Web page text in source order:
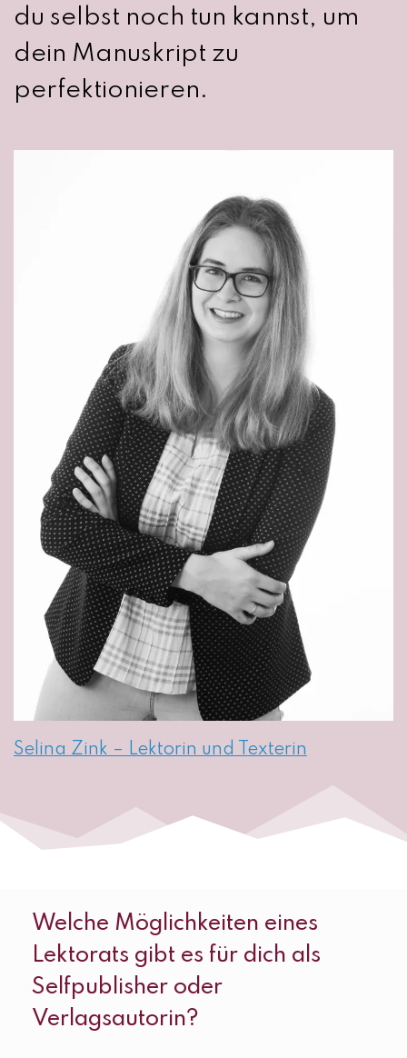
du selbst noch tun kannst, um
dein Manuskript zu
perfektionieren.
Selina Zink – Lektorin und Texterin
Welche Möglichkeiten eines
Lektorats gibt es für dich als
Selfpublisher oder
Verlagsautorin?